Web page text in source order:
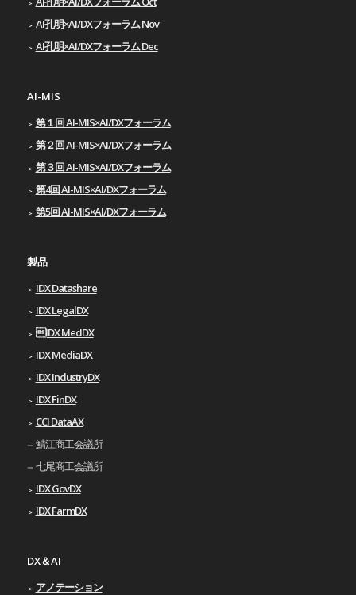
AI孔明×AI/DXフォーラム Nov
AI孔明×AI/DXフォーラム Dec
AI-MIS
第１回 AI-MIS×AI/DXフォーラム
第２回 AI-MIS×AI/DXフォーラム
第３回 AI-MIS×AI/DXフォーラム
第4回 AI-MIS×AI/DXフォーラム
第5回 AI-MIS×AI/DXフォーラム
製品
IDX Datashare
IDX LegalDX
IDX MedDX
IDX MediaDX
IDX IndustryDX
IDX FinDX
CCI DataAX
鯖江商工会議所
七尾商工会議所
IDX GovDX
IDX FarmDX
DX＆AI
アノテーション